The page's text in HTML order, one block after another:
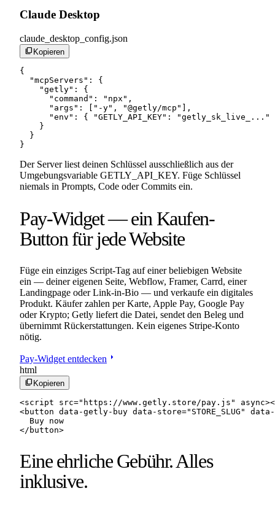
Claude Desktop
claude_desktop_config.json
content_copy Kopieren
{
  "mcpServers": {
    "getly": {
      "command": "npx",
      "args": ["-y", "@getly/mcp"],
"env": { "GETLY_API_KEY": "getly_sk_live_..."
    }
  }
}
Der Server liest deinen Schlüssel ausschließlich aus der
Umgebungsvariable GETLY_API_KEY. Füge Schlüssel
niemals in Prompts, Code oder Commits ein.
Pay-Widget — ein Kaufen-
Button für jede Website
Füge ein einziges Script-Tag auf einer beliebigen Website
ein — deiner eigenen Seite, Webflow, Framer, Carrd, einer
Landingpage oder Link-in-Bio — und verkaufe ein digitales
Produkt. Käufer zahlen per Karte, Apple Pay, Google Pay
oder Krypto; Getly liefert die Datei, sendet den Beleg und
übernimmt Rückerstattungen. Kein eigenes Stripe-Konto
nötig.
Pay-Widget entdecken arrow_right
html
content_copy Kopieren
<script src="https://www.getly.store/pay.js"
<button data-getly-buy data-store="STORE_SLUG" data-
  Buy now
</button>
Eine ehrliche Gebühr. Alles
inklusive.